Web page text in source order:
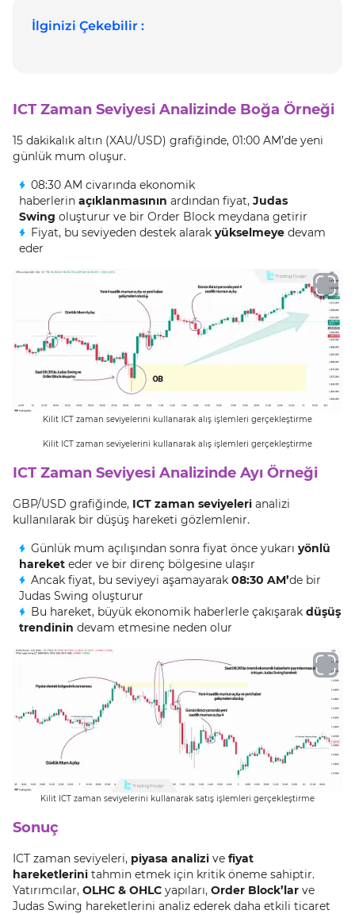
İlginizi Çekebilir :
ICT Zaman Seviyesi Analizinde Boğa Örneği
15 dakikalık altın (XAU/USD) grafiğinde, 01:00 AM’de yeni
günlük mum oluşur.
08:30 AM civarında ekonomik
haberlerin açıklanmasının ardından fiyat, Judas
Swing oluşturur ve bir Order Block meydana getirir
Fiyat, bu seviyeden destek alarak yükselmeye devam
eder
Kilit ICT zaman seviyelerini kullanarak alış işlemleri gerçekleştirme
Kilit ICT zaman seviyelerini kullanarak alış işlemleri gerçekleştirme
ICT Zaman Seviyesi Analizinde Ayı Örneği
GBP/USD grafiğinde, ICT zaman seviyeleri analizi
kullanılarak bir düşüş hareketi gözlemlenir.
Günlük mum açılışından sonra fiyat önce yukarı yönlü
hareket eder ve bir direnç bölgesine ulaşır
Ancak fiyat, bu seviyeyi aşamayarak 08:30 AM’de bir
Judas Swing oluşturur
Bu hareket, büyük ekonomik haberlerle çakışarak düşüş
trendinin devam etmesine neden olur
Kilit ICT zaman seviyelerini kullanarak satış işlemleri gerçekleştirme
Sonuç
ICT zaman seviyeleri, piyasa analizi ve fiyat
hareketlerini tahmin etmek için kritik öneme sahiptir.
Yatırımcılar, OLHC & OHLC yapıları, Order Block’lar ve
Judas Swing hareketlerini analiz ederek daha etkili ticaret